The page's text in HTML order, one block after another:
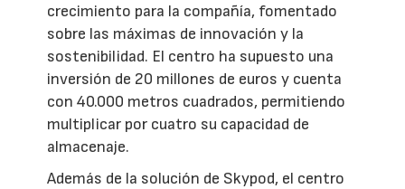
crecimiento para la compañía, fomentado
sobre las máximas de innovación y la
sostenibilidad. El centro ha supuesto una
inversión de 20 millones de euros y cuenta
con 40.000 metros cuadrados, permitiendo
multiplicar por cuatro su capacidad de
almacenaje.
Además de la solución de Skypod, el centro